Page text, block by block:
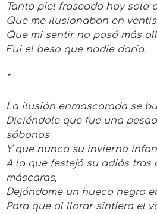
Tanta piel fraseada hoy solo
Que me ilusionaban en
Que mi sentir no pasó más
Fui el beso que nadie daría.
*
La ilusión enmascarada se
Diciéndole que fue una
sábanas
Y que nunca su invierno
A la que festejó su adiós tras
máscaras,
Dejándome un hueco negro
Para que al llorar sintiera el